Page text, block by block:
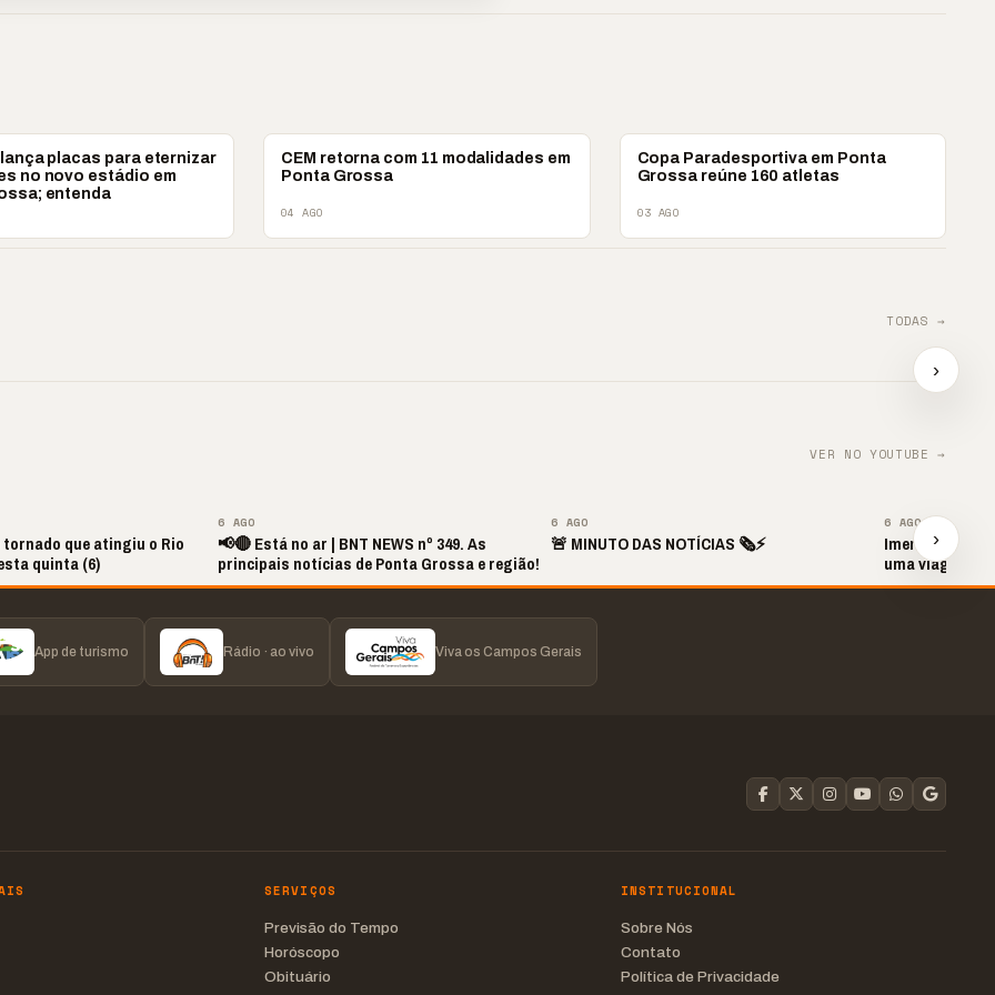
placas para eternizar
no novo estádio em
entenda
ESPORTES
CEM retorna com 11 modalidades em
Ponta Grossa
04 AGO
ESPORTES
Copa Paradesportiva em Ponta
Grossa reúne 160 atletas
03 AGO
TODAS →
e
›
VER NO YOUTUBE →
tornado que atingiu o Rio
quinta (6)
6 AGO
📢🔴 Está no ar | BNT NEWS nº 349. As
principais notícias de Ponta Grossa e região!
6 AGO
🚨 MINUTO DAS NOTÍCIAS 🗞️⚡
6 AGO
Imerso Dino
uma viagem
›
App de turismo Rádio · ao vivo Viva os Campos Gerais
SERVIÇOS
Previsão do Tempo
Horóscopo
Obituário
INSTITUCIONAL
Sobre Nós
Contato
Política de Privacidade